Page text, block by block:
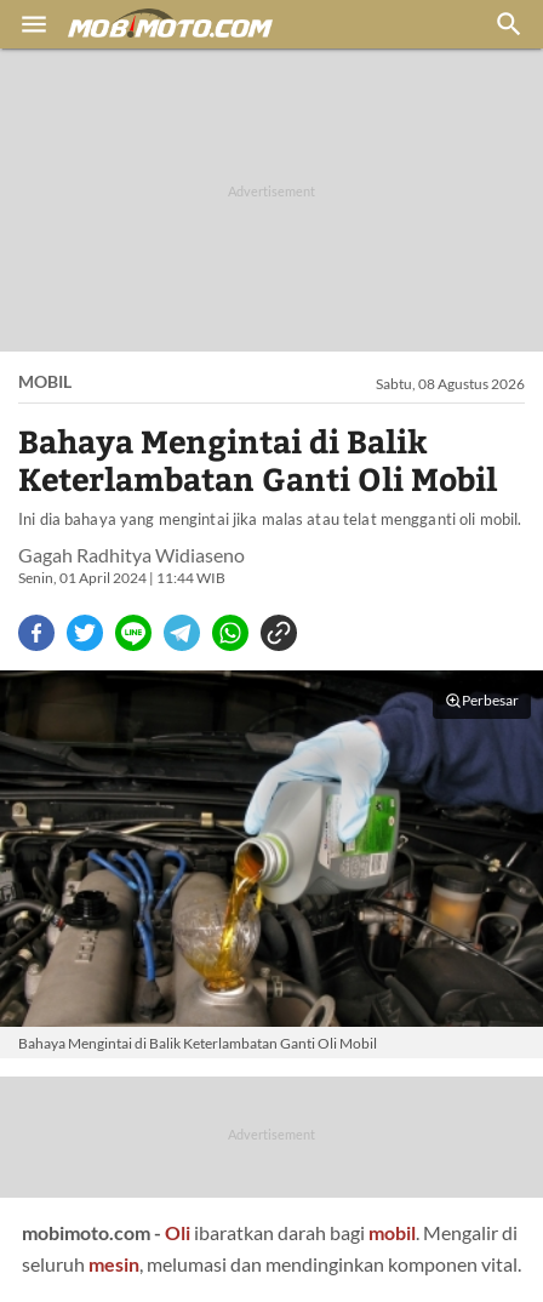
 
MOBIL Sabtu, 08 Agustus 2026
Bahaya Mengintai di Balik
Keterlambatan Ganti Oli Mobil
Ini dia bahaya yang mengintai jika malas atau telat mengganti oli mobil.
Gagah Radhitya Widiaseno
Senin, 01 April 2024 | 11:44 WIB
Perbesar
Bahaya Mengintai di Balik Keterlambatan Ganti Oli Mobil
mobimoto.com - Oli ibaratkan darah bagi mobil. Mengalir di
seluruh mesin, melumasi dan mendinginkan komponen vital.